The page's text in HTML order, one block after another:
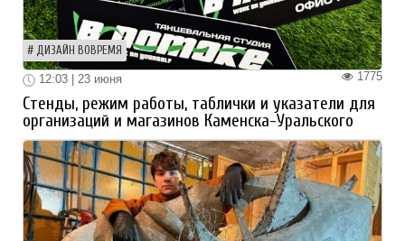
ДИЗАЙН ВОВРЕМЯ
1775
12:03 | 23 июня
Стенды, режим работы, таблички и указатели для
организаций и магазинов Каменска-Уральского